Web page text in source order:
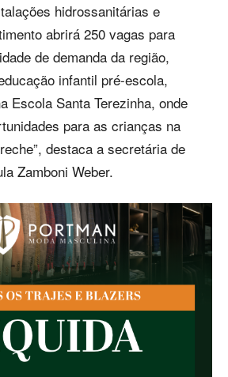
hidrossanitárias e
abrirá 250 vagas para
de demanda da região,
infantil pré-escola,
Escola Santa Terezinha, onde
para as crianças na
destaca a secretária de
Zamboni Weber.